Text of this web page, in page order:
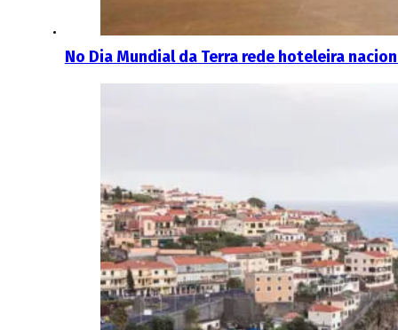
No Dia Mundial da Terra rede hoteleira